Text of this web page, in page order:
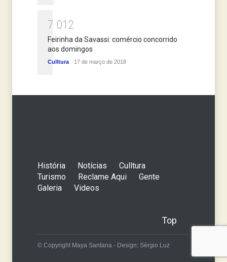
7 01 2
Feirinha da Savassi: comércio concorrido
aos domingos
Culltura 17 de março de 2018
História Notícias
Culltura
Turismo
Reclame Aqui
Gente
Galeria
Videos
Top
© Copyright Maya Santana - Design: Sérgio Luz